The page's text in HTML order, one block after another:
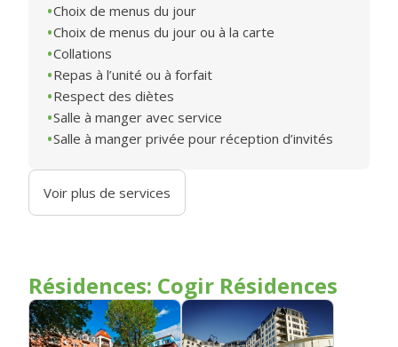
Choix de menus du jour
Choix de menus du jour ou à la carte
Collations
Repas à l’unité ou à forfait
Respect des diètes
Salle à manger avec service
Salle à manger privée pour réception d’invités
Voir plus de services
Résidences: Cogir Résidences